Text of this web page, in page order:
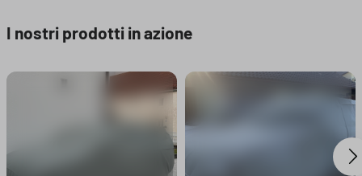
I nostri prodotti in azione